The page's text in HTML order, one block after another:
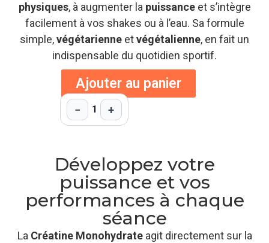
physiques, à augmenter la puissanceet s’intègre
facilement à vos shakes ou à l’eau. Sa formule
simple,végétarienne etvégétalienne, en fait un
indispensable du quotidien sportif.
Ajouter au panier
− 1 +
Développez votre
puissance et vos
performances à chaque
séance
La Créatine Monohydrateagit directement sur la